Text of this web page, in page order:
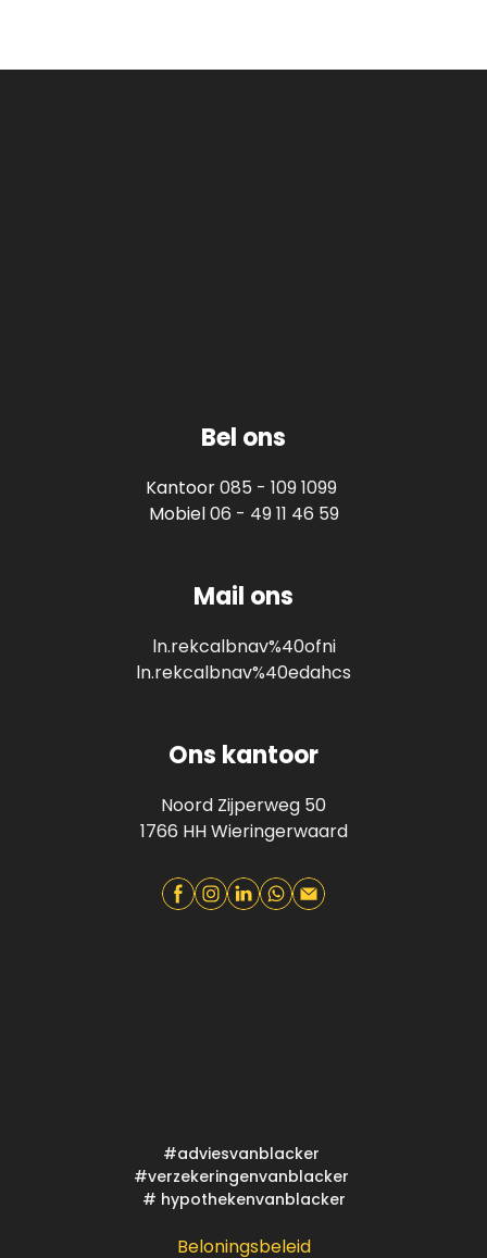
Bel ons
Kantoor085 - 109 1099
Mobiel06 - 49 11 46 59
Mail ons
ln.rekcalbnav%40ofni
ln.rekcalbnav%40edahcs
Ons kantoor
Noord Zijperweg 50
1766 HH Wieringerwaard
#adviesvanblacker
#verzekeringenvanblacker
# hypothekenvanblacker
Beloningsbeleid